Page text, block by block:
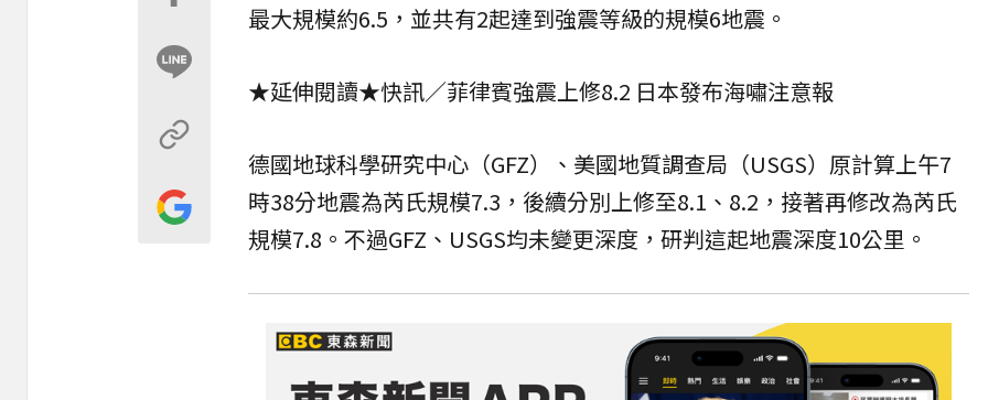
最大規模約6.5，並共有2起達到強震等級的規模6地震。
★延伸閱讀★快訊／菲律賓強震上修8.2 日本發布海嘯注意報
德國地球科學研究中心（GFZ）、美國地質調查局（USGS）原計算上午7
時38分地震為芮氏規模7.3，後續分別上修至8.1、8.2，接著再修改為芮氏
規模7.8。不過GFZ、USGS均未變更深度，研判這起地震深度10公里。